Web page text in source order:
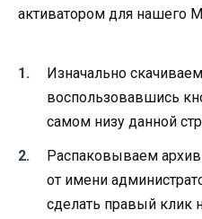
активатором для нашего
Изначально
воспользовавшись
самом низу данной
Распаковываем
от имени
сделать правый клик